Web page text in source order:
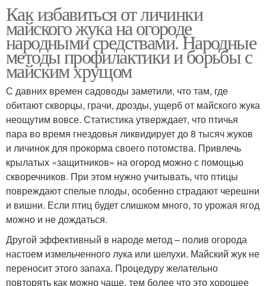
Как избавиться от личинки
майского жука на огороде
народными средствами. Народные
методы профилактики и борьбы с
майским хрущом
С давних времен садоводы заметили, что там, где
обитают скворцы, грачи, дрозды, ущерб от майского жука
неощутим вовсе. Статистика утверждает, что птичья
пара во время гнездовья ликвидирует до 8 тысяч жуков
и личинок для прокорма своего потомства. Привлечь
крылатых «защитников» на огород можно с помощью
скворечников. При этом нужно учитывать, что птицы
повреждают спелые плоды, особенно страдают черешни
и вишни. Если птиц будет слишком много, то урожая ягод
можно и не дождаться.
Другой эффективный в народе метод – полив огорода
настоем измельченного лука или шелухи. Майский жук не
переносит этого запаха. Процедуру желательно
повторять как можно чаще, тем более что это хорошее